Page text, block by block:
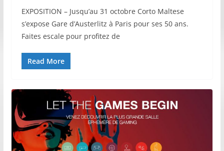
EXPOSITION – Jusqu’au 31 octobre Corto Maltese
s’expose Gare d’Austerlitz à Paris pour ses 50 ans.
Faites escale pour profitez de
Read More